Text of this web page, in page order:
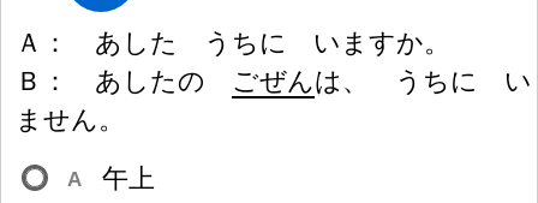
Ａ ：
あした うちに いますか。
Ｂ ： あしたの ごぜんは、 うちに い
ません。
A 午上